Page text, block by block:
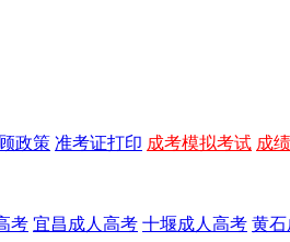
政策 准考证打印 成考模拟考试 成
考 宜昌成人高考 十堰成人高考 黄